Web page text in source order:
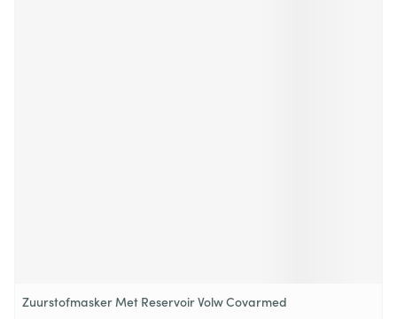
Zuurstofmasker Met Reservoir Volw Covarmed